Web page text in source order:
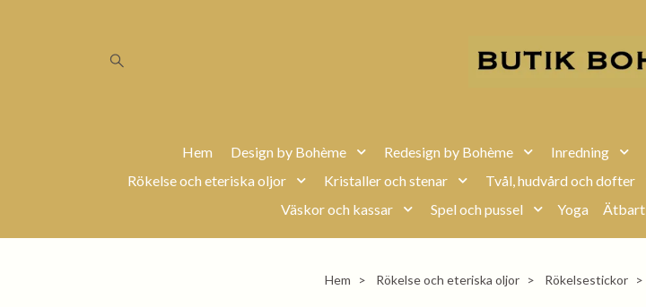
Hem Design by Bohème Redesign by Bohème Inredning
Rökelse och eteriska oljor
Kristaller och stenar Tvål, hudvård och dofter
Väskor och kassar
Spel och pussel Yoga Ätbart
Hem Rökelse och eteriska oljor Rökelsestickor